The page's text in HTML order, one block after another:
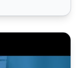
affilié WordPress